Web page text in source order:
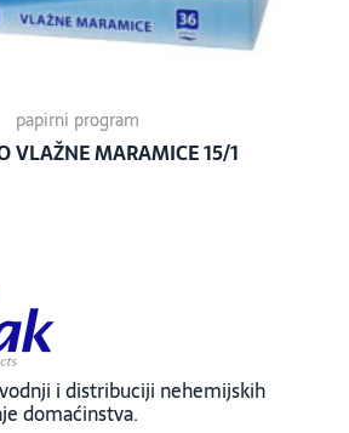
papirni program
VLAŽNE MARAMICE 15/1
i distribuciji nehemijskih
domaćinstva.